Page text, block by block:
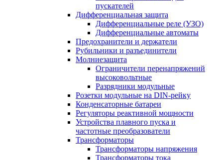
пускателей
Дифференциальная защита
Дифференциальные реле (УЗО)
Дифференциальные автоматы
Предохранители и держатели
Рубильники и разъединители
Молниезащита
Ограничители перенапряжений
высоковольтные
Разрядники модульные
Розетки модульные на DIN-рейку
Конденсаторные батареи
Регуляторы реактивной мощности
Устройства плавного пуска и
частотные преобразователи
Трансформаторы
Трансформаторы напряжения
Трансформаторы тока